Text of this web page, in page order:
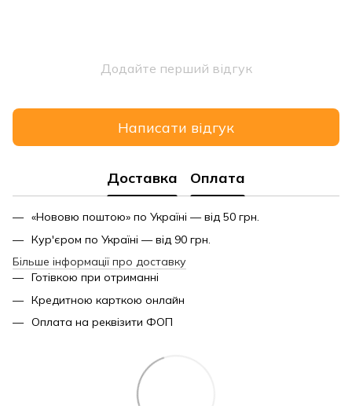
Додайте перший відгук
Написати відгук
Доставка Оплата
«Нововю поштою» по Україні — від 50 грн.
Кур'єром по Україні — від 90 грн.
Більше інформації про доставку
Готівкою при отриманні
Кредитною карткою онлайн
Оплата на реквізити ФОП